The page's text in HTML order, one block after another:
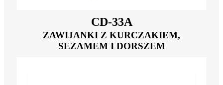
CD-33A
ZAWIJANKI Z KURCZAKIEM,
SEZAMEM I DORSZEM